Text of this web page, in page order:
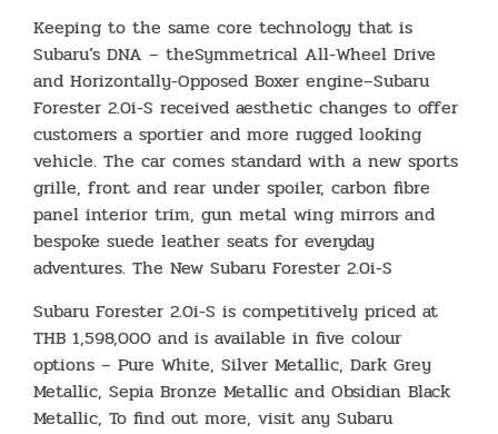
Keeping to the same core technology that is
Subaru’s DNA – theSymmetrical All-Wheel Drive
and Horizontally-Opposed Boxer engine–Subaru
Forester 2.0i-S received aesthetic changes to offer
customers a sportier and more rugged looking
vehicle. The car comes standard with a new sports
grille, front and rear under spoiler, carbon fibre
panel interior trim, gun metal wing mirrors and
bespoke suede leather seats for everyday
adventures. The New Subaru Forester 2.0i-S
Subaru Forester 2.0i-S is competitively priced at
THB 1,598,000 and is available in five colour
options – Pure White, Silver Metallic, Dark Grey
Metallic, Sepia Bronze Metallic and Obsidian Black
Metallic, To find out more, visit any Subaru